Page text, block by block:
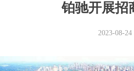
铂驰开展招
2023-08-24